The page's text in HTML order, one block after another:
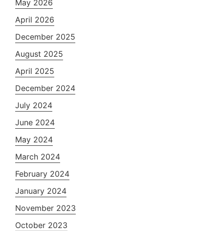
May 2026
April 2026
December 2025
August 2025
April 2025
December 2024
July 2024
June 2024
May 2024
March 2024
February 2024
January 2024
November 2023
October 2023